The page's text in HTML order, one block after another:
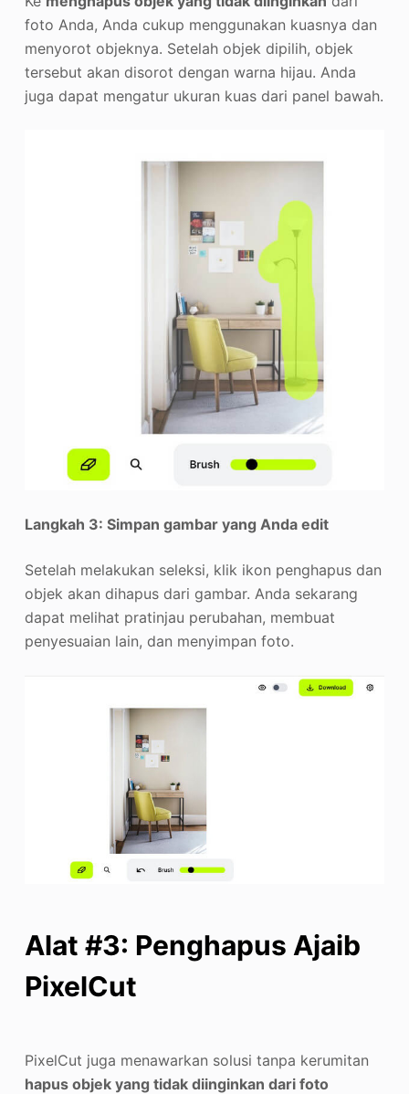
foto Anda, Anda cukup menggunakan kuasnya dan
menyorot objeknya. Setelah objek dipilih, objek
tersebut akan disorot dengan warna hijau. Anda
juga dapat mengatur ukuran kuas dari panel bawah.
Langkah 3: Simpan gambar yang Anda edit
Setelah melakukan seleksi, klik ikon penghapus dan
objek akan dihapus dari gambar. Anda sekarang
dapat melihat pratinjau perubahan, membuat
penyesuaian lain, dan menyimpan foto.
Alat #3: Penghapus Ajaib
PixelCut
PixelCut juga menawarkan solusi tanpa kerumitan
hapus objek yang tidak diinginkan dari foto